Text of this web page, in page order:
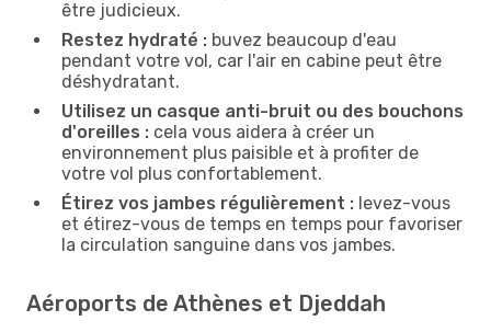
être judicieux.
Restez hydraté : buvez beaucoup d'eau
pendant votre vol, car l'air en cabine peut être
déshydratant.
Utilisez un casque anti-bruit ou des bouchons
d'oreilles : cela vous aidera à créer un
environnement plus paisible et à profiter de
votre vol plus confortablement.
Étirez vos jambes régulièrement : levez-vous
et étirez-vous de temps en temps pour favoriser
la circulation sanguine dans vos jambes.
Aéroports de Athènes et Djeddah